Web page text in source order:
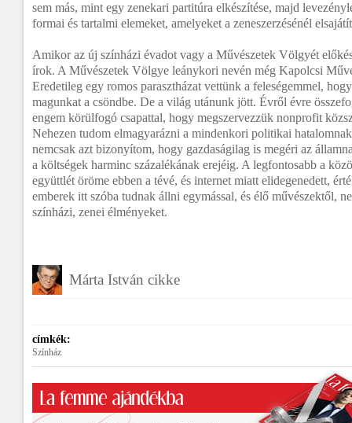
sem más, mint egy zenekari partitúra elkészítése, majd
formai és tartalmi elemeket, amelyeket a zeneszerzésénél
Amikor az új színházi évadot vagy a Művészetek Völgyét
írok. A Művészetek Völgye leánykori nevén még Kapolcsi
Eredetileg egy romos parasztházat vettünk a feleségemmel,
magunkat a csöndbe. De a világ utánunk jött. Évről évre
engem körülfogó csapattal, hogy megszervezzük nonprofit
Nehezen tudom elmagyarázni a mindenkori politikai
nemcsak azt bizonyítom, hogy gazdaságilag is megéri az
a költségek harminc százalékának erejéig. A legfontosabb a
együttlét öröme ebben a tévé, és internet miatt elidegenedett,
emberek itt szóba tudnak állni egymással, és élő művészektől,
színházi, zenei élményeket.
Márta István cikke
címkék:
Színház